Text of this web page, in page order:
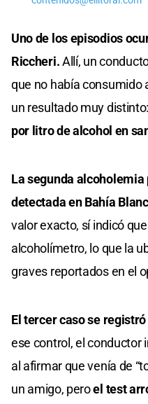
Uno de los episodios
Riccheri.Allí, un
que no había consumido
un resultado muy distinto:
por litro de alcohol en
La segunda
detectada en Bahía
valor exacto, sí indicó
alcoholímetro, lo que la
graves reportados en el
El tercer caso se
ese control, el conductor
al afirmar que venía de
un amigo, peroel test